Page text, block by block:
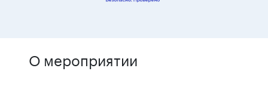
О мероприятии